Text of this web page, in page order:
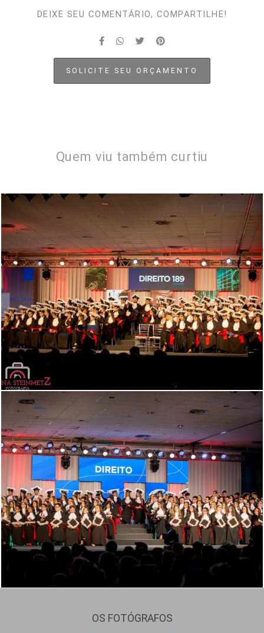
DEIXE SEU COMENTÁRIO, COMPARTILHE!
SOLICITE SEU ORÇAMENTO
Quem viu também curtiu
1617 0
1303 25
OS FOTÓGRAFOS